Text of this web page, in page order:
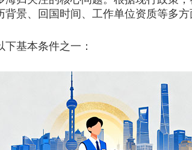
景、回国时间、工作单位资质等多方
基本条件之一：